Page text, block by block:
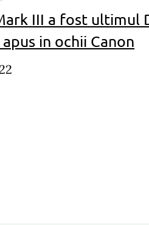
III a fost ultimul
apus in ochii Canon